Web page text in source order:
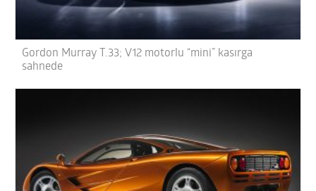
Gordon Murray T.33; V12 motorlu “mini” kasırga
sahnede